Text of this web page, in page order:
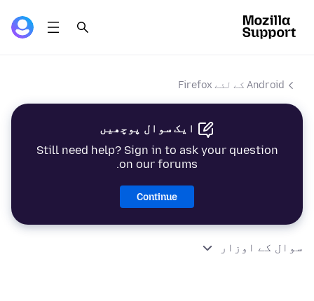
Android کے لئے Firefox
ایک سوال پوچھیں
Still need help? Sign in to ask your question
on our forums.
Continue
سوال کے اوزار